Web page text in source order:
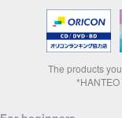
The products